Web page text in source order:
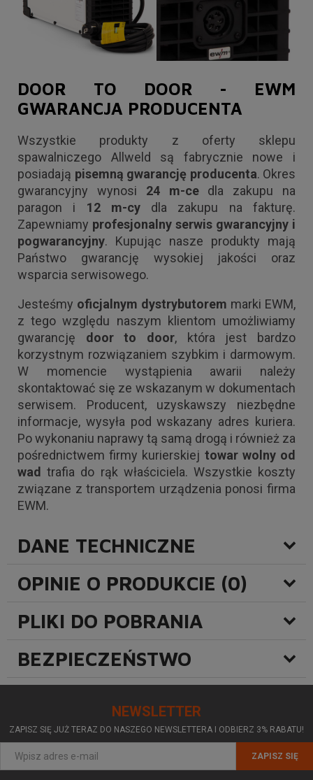
DOOR TO DOOR - EWM
GWARANCJA PRODUCENTA
Wszystkie produkty z oferty sklepu
spawalniczego Allweld są fabrycznie nowe i
posiadają pisemną gwarancję producenta. Okres
gwarancyjny wynosi 24 m-cedla zakupu na
paragon i 12 m-cydla zakupu na fakturę.
Zapewniamy profesjonalny serwis gwarancyjny i
pogwarancyjny. Kupując nasze produkty mają
Państwo gwarancję wysokiej jakości oraz
wsparcia serwisowego.
Jesteśmy oficjalnym dystrybutorem marki EWM,
z tego względu naszym klientom umożliwiamy
gwarancję door to door, która jest bardzo
korzystnym rozwiązaniem szybkim i darmowym.
W momencie wystąpienia awarii należy
skontaktować się ze wskazanym w dokumentach
serwisem. Producent, uzyskawszy niezbędne
informacje, wysyła pod wskazany adres kuriera.
Po wykonaniu naprawy tą samą drogą i również za
pośrednictwem firmy kurierskiej towar wolny od
wad trafia do rąk właściciela. Wszystkie koszty
związane z transportem urządzenia ponosi firma
EWM.
DANE TECHNICZNE
OPINIE O PRODUKCIE (0)
PLIKI DO POBRANIA
BEZPIECZEŃSTWO
NEWSLETTER
ZAPISZ SIĘ JUŻ TERAZ DO NASZEGO NEWSLETTERA I ODBIERZ 3% RABATU!
ZAPISZ SIĘ